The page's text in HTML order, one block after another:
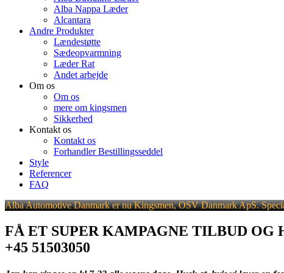
Alba Nappa Læder
Alcantara
Andre Produkter
Lændestøtte
Sædeopvarmning
Læder Rat
Andet arbejde
Om os
Om os
mere om kingsmen
Sikkerhed
Kontakt os
Kontakt os
Forhandler Bestillingsseddel
Style
Referencer
FAQ
Alba Automotive Danmark er nu Kingsmen, OSV Danmark ApS.
FÅ ET SUPER KAMPAGNE TILBUD
+45 51503050